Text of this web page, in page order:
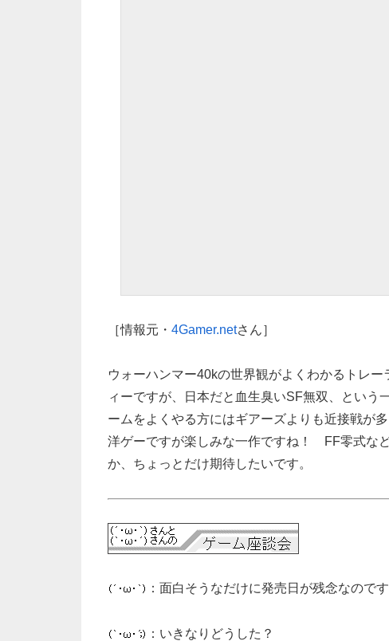
［情報元・ 4Gamer.netさん］
ウォーハンマー40kの世界観がよくわかるトレ
ィーですが、日本だと血生臭いSF無双、とい
ームをよくやる方にはギアーズよりも近接戦が
洋ゲーですが楽しみな一作ですね！ FF零式な
か、ちょっとだけ期待したいです。
：面白そうなだけに発売日が残念なのです
：いきなりどうした？